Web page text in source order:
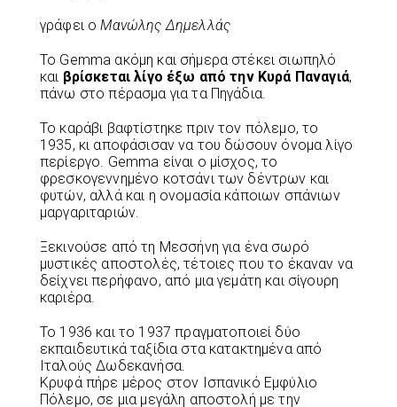
γράφει οΜανώλης Δημελλάς
Το Gemma ακόμη και σήμερα στέκει σιωπηλό
και βρίσκεται λίγο έξω από την Κυρά Παναγιά,
πάνω στο πέρασμα για τα Πηγάδια.
Το καράβι βαφτίστηκε πριν τον πόλεμο, το
1935, κι αποφάσισαν να του δώσουν όνομα λίγο
περίεργο. Gemma είναι ο μίσχος, το
φρεσκογεννημένο κοτσάνι των δέντρων και
φυτών, αλλά και η ονομασία κάποιων σπάνιων
μαργαριταριών.
Ξεκινούσε από τη Μεσσήνη για ένα σωρό
μυστικές αποστολές, τέτοιες που το έκαναν να
δείχνει περήφανο, από μια γεμάτη και σίγουρη
καριέρα.
Το 1936 και το 1937 πραγματοποιεί δύο
εκπαιδευτικά ταξίδια στα κατακτημένα από
Ιταλούς Δωδεκανήσα.
Κρυφά πήρε μέρος στον Ισπανικό Εμφύλιο
Πόλεμο, σε μια μεγάλη αποστολή με την